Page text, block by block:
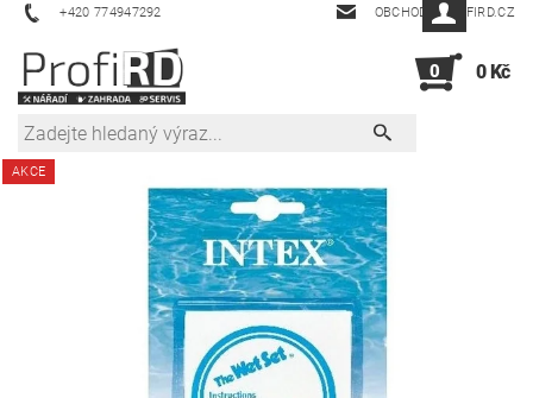
+420 774947292 OBCHOD@PROFIRD.CZ
0 0 Kč
AKCE